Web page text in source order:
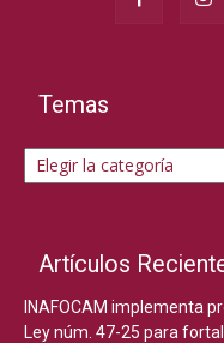
Temas
Temas
Artículos
INAFOCAM implementa
Ley núm. 47-25 para